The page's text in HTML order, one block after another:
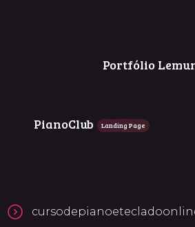
Portfólio
PianoClub Landing Page